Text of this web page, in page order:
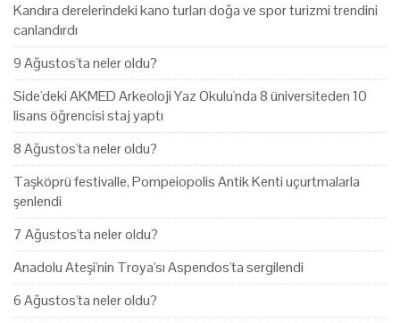
Kandıra derelerindeki kano turları doğa ve spor turizmi trendini
canlandırdı
9 Ağustos'ta neler oldu?
Side'deki AKMED Arkeoloji Yaz Okulu'nda 8 üniversiteden 10
lisans öğrencisi staj yaptı
8 Ağustos'ta neler oldu?
Taşköprü festivalle, Pompeiopolis Antik Kenti uçurtmalarla
şenlendi
7 Ağustos'ta neler oldu?
Anadolu Ateşi'nin Troya'sı Aspendos'ta sergilendi
6 Ağustos'ta neler oldu?